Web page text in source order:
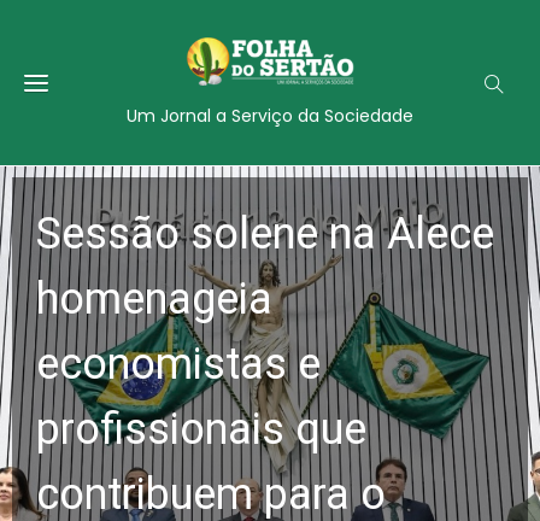
Um Jornal a Serviço da Sociedade
Sessão solene na Alece
homenageia
economistas e
profissionais que
contribuem para o